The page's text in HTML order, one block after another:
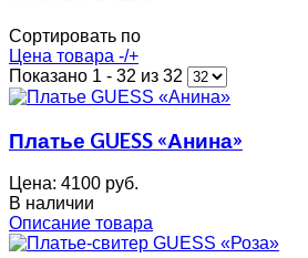
Сортировать по
Цена товара -/+
Показано 1 - 32 из 32
Платье GUESS «Анина»
Цена: 4100 руб.
В наличии
Описание товара